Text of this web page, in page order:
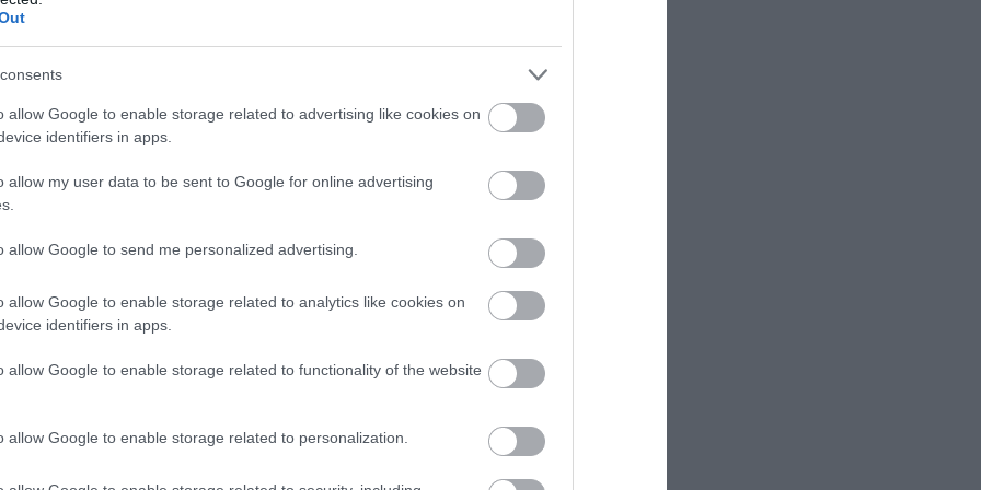
allow Google to enable storage related to advertising like cookies on
identifiers in apps.
allow my user data to be sent to Google for online advertising
allow Google to send me personalized advertising.
allow Google to enable storage related to analytics like cookies on
identifiers in apps.
allow Google to enable storage related to functionality of the website
allow Google to enable storage related to personalization.
tartják, a brunch története valójából a
mint gondolnánk. Az 1800-as években
kezdték, majd a nap első fogását az elejtett
fel. Magát a kifejezést is egy brit író,Guy
és könnyedebb alternatívát keresett a nehéz
vezethető vissza, nem hibáztunk nagyot, ha úgy
a bruncholást: az igazi áttörés ugyanis itt
mint New York, Chicago vagy Los Angeles. Az
elterjedése, amelyek végső soron egy reggeli partit
bejött, hogy tovább is vitték a szállodák falain
kezdett egyfajta kulturális eseményt
a rugalmasság és a kreativitás adta.